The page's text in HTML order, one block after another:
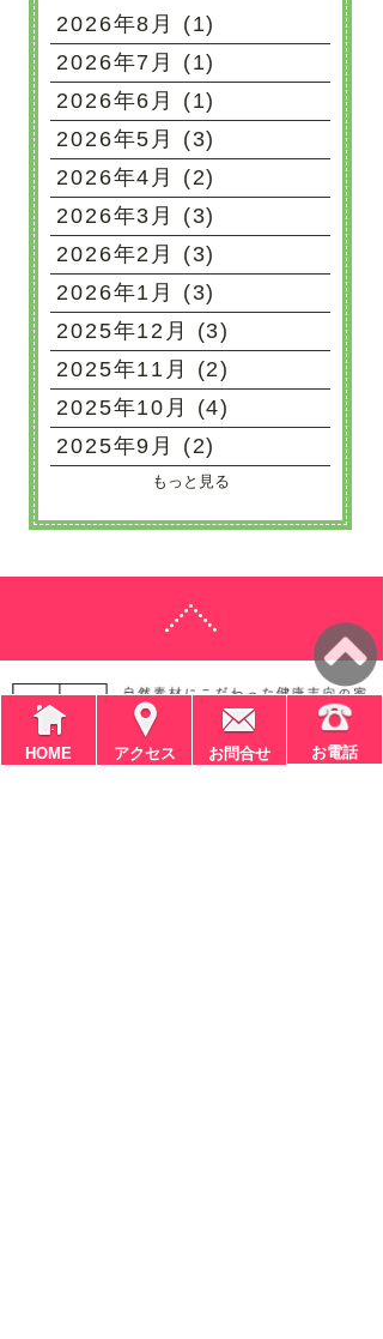
HOME アクセス お問合せ お電話
2026年8月 (1)
2026年7月 (1)
2026年6月 (1)
2026年5月 (3)
2026年4月 (2)
2026年3月 (3)
2026年2月 (3)
2026年1月 (3)
2025年12月 (3)
2025年11月 (2)
2025年10月 (4)
2025年9月 (2)
もっと見る
〒611-0041